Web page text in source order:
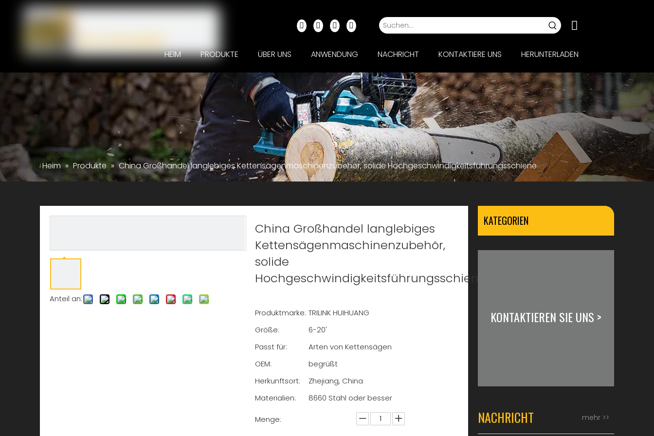
HEIM PRODUKTE ÜBER UNS ANWENDUNG NACHRICHT KONTAKTIERE UNS HERUNTERLADEN
Heim » Produkte » China Großhandel langlebiges Kettensägenmaschinenzubehör, solide Hochgeschwindigkeitsführungsschiene
Anteil an:
China Großhandel langlebiges
Kettensägenmaschinenzubehör,
solide
Hochgeschwindigkeitsführungsschiene
Produktmarke: TRILINK HUIHUANG
Größe:
6-20'
Passt für:
Arten von Kettensägen
OEM:
begrüßt
Herkunftsort:
Zhejiang, China
Materialien:
8660 Stahl oder besser
Menge:
KATEGORIEN
KONTAKTIEREN SIE UNS >
NACHRICHT mehr >>